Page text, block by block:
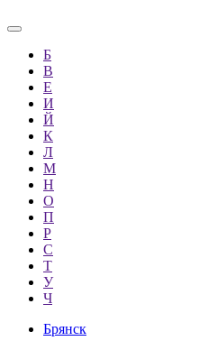
Б
В
Е
И
Й
К
Л
М
Н
О
П
Р
С
Т
У
Ч
Брянск